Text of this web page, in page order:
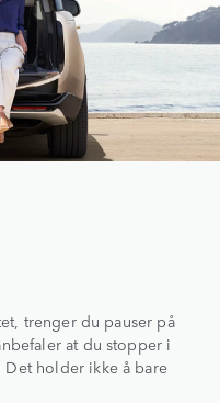
trenger du pauser på
at du stopper i
Det holder ikke å bare